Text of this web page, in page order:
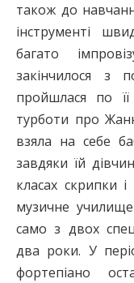
також до
інструменті
багато
закінчилося з
пройшлася по її
турботи про
взяла на себе
завдяки їй
класах скрипки
музичне
само з двох
два роки. У
фортепіано